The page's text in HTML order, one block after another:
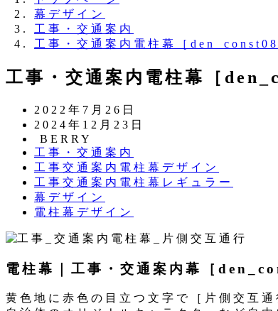
幕デザイン
工事・交通案内
工事・交通案内電柱幕［
工事・交通案内電柱幕［
投
稿
日
2022年7月26日
更
新
日
2024年12月23日
著
者
BERRY
カ
テ
ゴ
リ
ー
工事・交通案内
カ
テ
ゴ
リ
工事交通案内電柱幕デザイン
カ
テ
ゴ
ー
工事交通案内電柱幕レギュラー
カ
テ
リ
幕デザイン
カ
ゴ
ー
電柱幕デザイン
電柱幕｜工事・交通案内幕［
黄色地に赤色の目立つ文字で［片側交互